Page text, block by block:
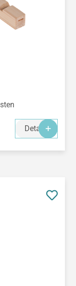
Details